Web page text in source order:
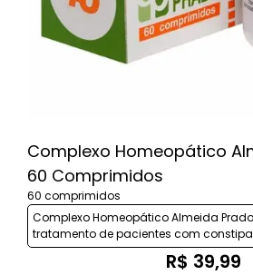
Complexo Homeopático
60 Comprimidos
60 comprimidos
Complexo Homeopático Almeida
tratamento de pacientes com
R$ 39,99